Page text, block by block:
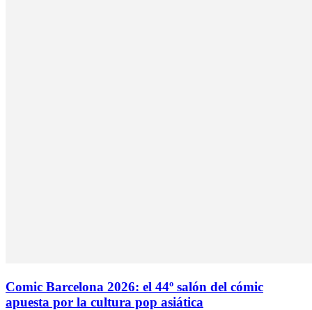
Comic Barcelona 2026: el 44º salón del cómic
apuesta por la cultura pop asiática